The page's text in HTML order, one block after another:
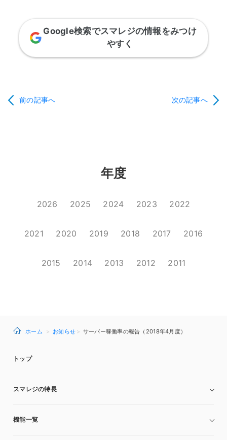
Google検索でスマレジの情報をみつけ
やすく
前の記事へ 次の記事へ
年度
2026 2025 2024 2023 2022
2021 2020 2019 2018 2017 2016
2015 2014 2013 2012 2011
ホーム お知らせ サーバー稼働率の報告（2018年4月度）
トップ
スマレジの特長
機能一覧